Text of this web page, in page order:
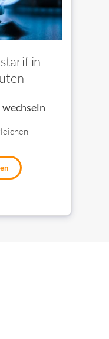
in
wechseln